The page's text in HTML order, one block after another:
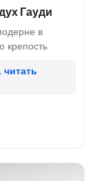
Гауди
в
крепость